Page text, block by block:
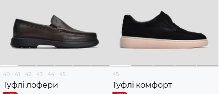
40 41 42 43 44 45
Туфлі лофери
45
Туфлі комфорт